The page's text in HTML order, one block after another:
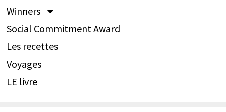
Winners
Social Commitment Award
Les recettes
Voyages
LE livre